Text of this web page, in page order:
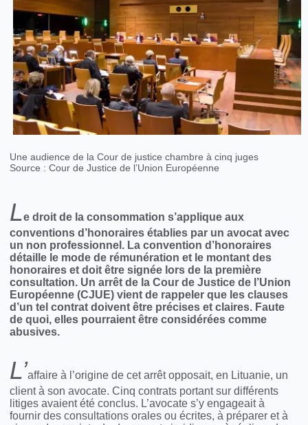
Une audience de la Cour de justice chambre à cinq juges
Source : Cour de Justice de l’Union Européenne
Le droit de la consommation s’applique aux
conventions d’honoraires établies par un avocat avec
un non professionnel. La convention d’honoraires
détaille le mode de rémunération et le montant des
honoraires et doit être signée lors de la première
consultation. Un arrêt de la Cour de Justice de l’Union
Européenne (CJUE) vient de rappeler que les clauses
d’un tel contrat doivent être précises et claires. Faute
de quoi, elles pourraient être considérées comme
abusives.
L’affaire à l’origine de cet arrêt opposait, en Lituanie, un
client à son avocate. Cinq contrats portant sur différents
litiges avaient été conclus. L’avocate s’y engageait à
fournir des consultations orales ou écrites, à préparer et à